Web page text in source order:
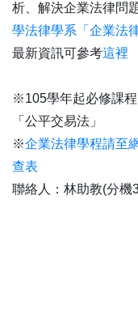
析、解決企業法律問
學法律學系「企業法
最新資訊可參考這裡
※105學年起必修課
「公平交易法」
※企業法律學程請至
查表
聯絡人：林助教(分機